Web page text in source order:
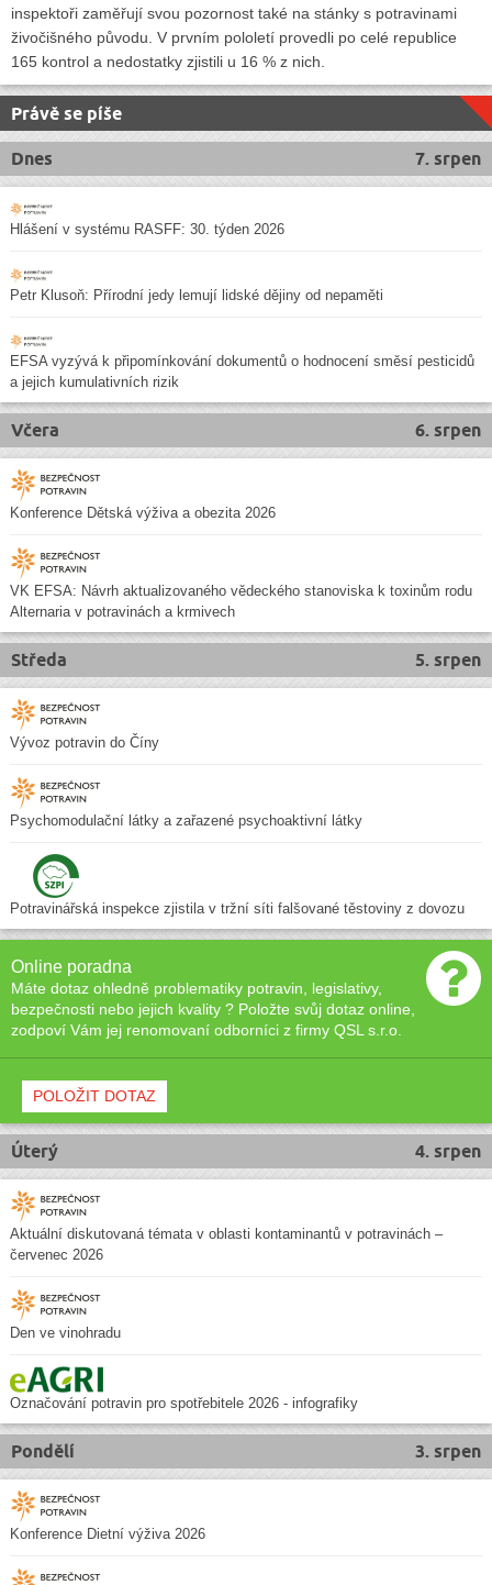
inspektoři zaměřují svou pozornost také na stánky s potravinami
živočišného původu. V prvním pololetí provedli po celé republice
165 kontrol a nedostatky zjistili u 16 % z nich.
Právě se píše
7. srpen
Dnes
Hlášení v systému RASFF: 30. týden 2026
Petr Klusoň: Přírodní jedy lemují lidské dějiny od nepaměti
EFSA vyzývá k připomínkování dokumentů o hodnocení směsí pesticidů
a jejich kumulativních rizik
6. srpen
Včera
Konference Dětská výživa a obezita 2026
VK EFSA: Návrh aktualizovaného vědeckého stanoviska k toxinům rodu
Alternaria v potravinách a krmivech
5. srpen
Středa
Vývoz potravin do Číny
Psychomodulační látky a zařazené psychoaktivní látky
Potravinářská inspekce zjistila v tržní síti falšované těstoviny z dovozu
Online poradna
Máte dotaz ohledně problematiky potravin, legislativy,
bezpečnosti nebo jejich kvality ? Položte svůj dotaz online,
zodpoví Vám jej renomovaní odborníci z firmy QSL s.r.o.
POLOŽIT DOTAZ
4. srpen
Úterý
Aktuální diskutovaná témata v oblasti kontaminantů v potravinách –
červenec 2026
Den ve vinohradu
Označování potravin pro spotřebitele 2026 - infografiky
3. srpen
Pondělí
Konference Dietní výživa 2026